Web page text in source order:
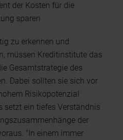
der Kosten für die
sparen
zu erkennen und
müssen Kreditinstitute das
Gesamtstrategie des
Dabei sollten sie sich vor
Risikopotenzial
setzt ein tiefes Verständnis
der
"In einem immer